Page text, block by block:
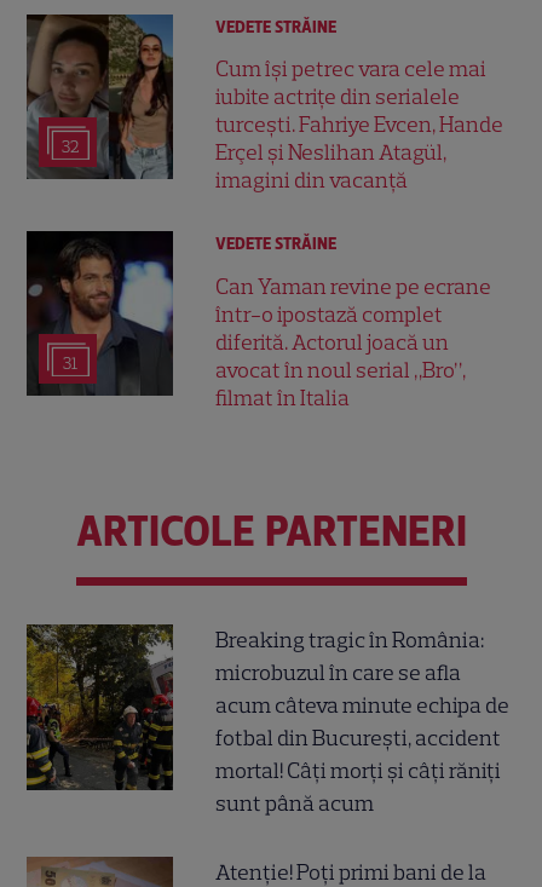
32
VEDETE STRĂINE
Cum își petrec vara cele mai
iubite actrițe din serialele
turcești. Fahriye Evcen, Hande
Erçel și Neslihan Atagül,
imagini din vacanță
31
VEDETE STRĂINE
Can Yaman revine pe ecrane
într-o ipostază complet
diferită. Actorul joacă un
avocat în noul serial „Bro”,
filmat în Italia
ARTICOLE PARTENERI
Breaking tragic în România:
microbuzul în care se afla
acum câteva minute echipa de
fotbal din București, accident
mortal! Câți morți și câți răniți
sunt până acum
Atenție! Poți primi bani de la